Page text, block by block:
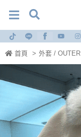
首頁 > 外套 / OUTER